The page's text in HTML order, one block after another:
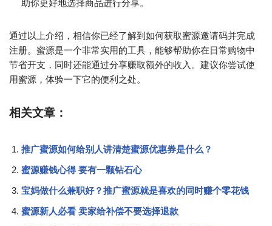
助你更好地选择商品进行分享。
通过以上介绍，相信你已经了解到如何获取蜜源邀请码并完成
注册。蜜源是一个非常实用的工具，能够帮助你在日常购物中
节省开支，同时还能通过分享赚取额外的收入。建议你尝试使
用蜜源，体验一下它的便利之处。
相关文章：
推广蜜源如何给别人讲清楚蜜源优惠券是什么？
蜜源赚钱心得 要有一颗钻石心
宝妈做什么兼职好？推广蜜源就是喜欢的同时赚个零花钱
蜜源新人必看 卖家给补偿不要选择退款